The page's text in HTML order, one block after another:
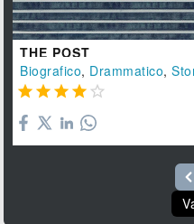
THE POST
Biografico, Drammatico,
    